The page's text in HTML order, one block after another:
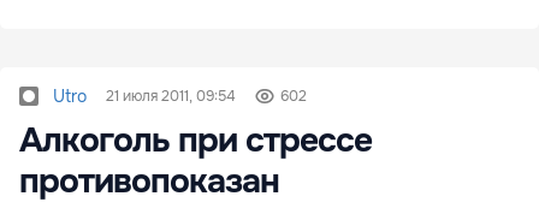
Utro 21 июля 2011, 09:54 602
Алкоголь при стрессе
противопоказан